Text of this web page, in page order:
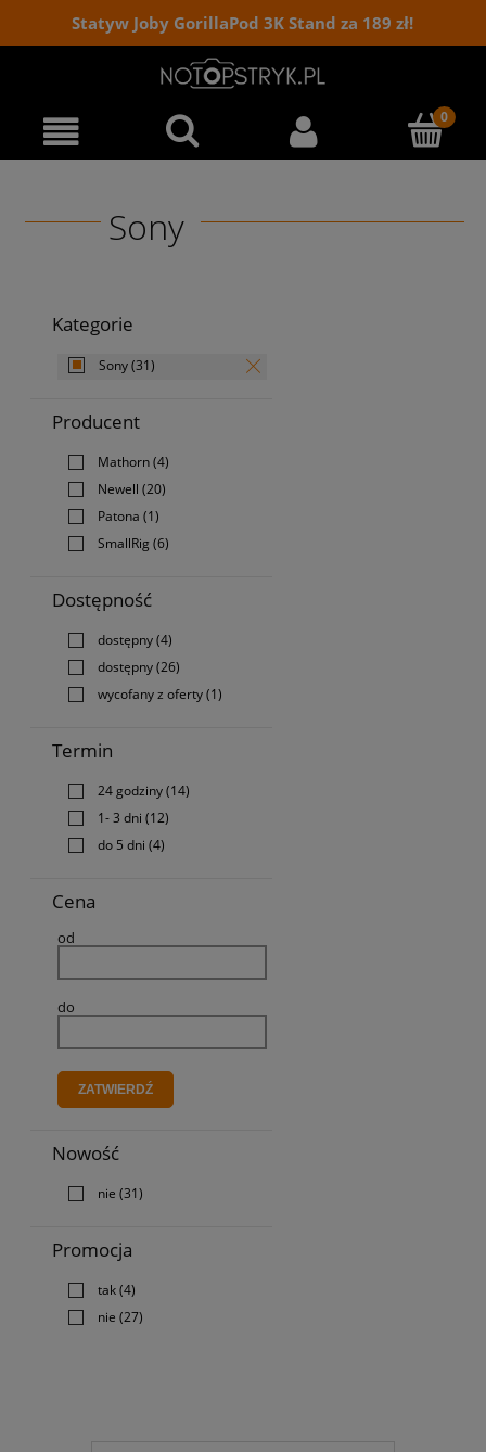
Statyw Joby GorillaPod 3K Stand za 189 zł!
Sony
Kategorie
Sony(31)
Producent
Mathorn(4)
Newell (20)
Patona (1)
SmallRig (6)
Dostępność
dostępny(4)
dostępny(26)
wycofany z oferty(1)
Termin
24 godziny(14)
1- 3 dni (12)
do 5 dni (4)
Cena
od
do
ZATWIERDŹ
Nowość
nie (31)
Promocja
tak(4)
nie (27)